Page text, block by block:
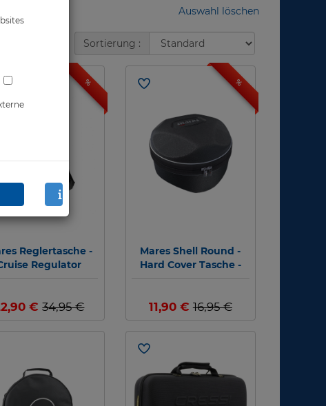
Auswahl löschen
Sortierung :
%
Reglertasche -
Regulator
€34,95 €
%
Mares Shell Round -
Hard Cover Tasche -
Computer
11,90 € 16,95 €